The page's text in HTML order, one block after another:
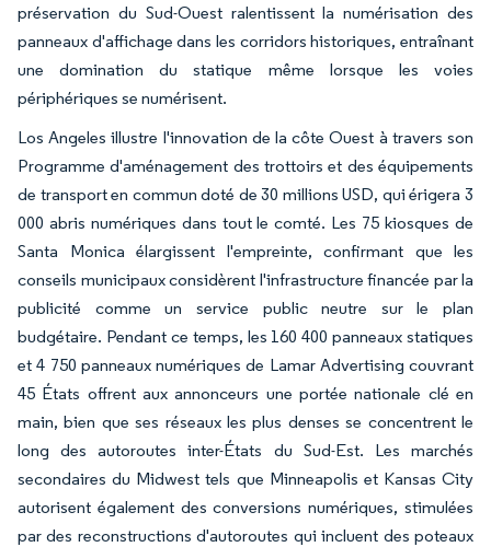
préservation du Sud-Ouest ralentissent la numérisation des
panneaux d'affichage dans les corridors historiques, entraînant
une domination du statique même lorsque les voies
périphériques se numérisent.
Los Angeles illustre l'innovation de la côte Ouest à travers son
Programme d'aménagement des trottoirs et des équipements
de transport en commun doté de 30 millions USD, qui érigera 3
000 abris numériques dans tout le comté. Les 75 kiosques de
Santa Monica élargissent l'empreinte, confirmant que les
conseils municipaux considèrent l'infrastructure financée par la
publicité comme un service public neutre sur le plan
budgétaire. Pendant ce temps, les 160 400 panneaux statiques
et 4 750 panneaux numériques de Lamar Advertising couvrant
45 États offrent aux annonceurs une portée nationale clé en
main, bien que ses réseaux les plus denses se concentrent le
long des autoroutes inter-États du Sud-Est. Les marchés
secondaires du Midwest tels que Minneapolis et Kansas City
autorisent également des conversions numériques, stimulées
par des reconstructions d'autoroutes qui incluent des poteaux